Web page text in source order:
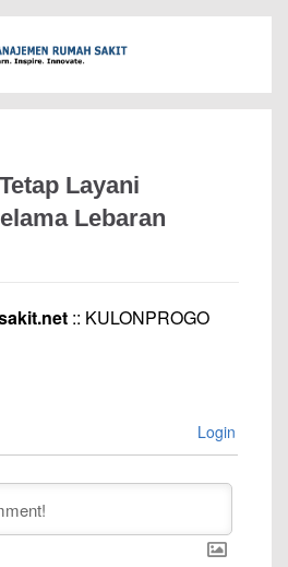
Layani
Lebaran
:: KULONPROGO
Login